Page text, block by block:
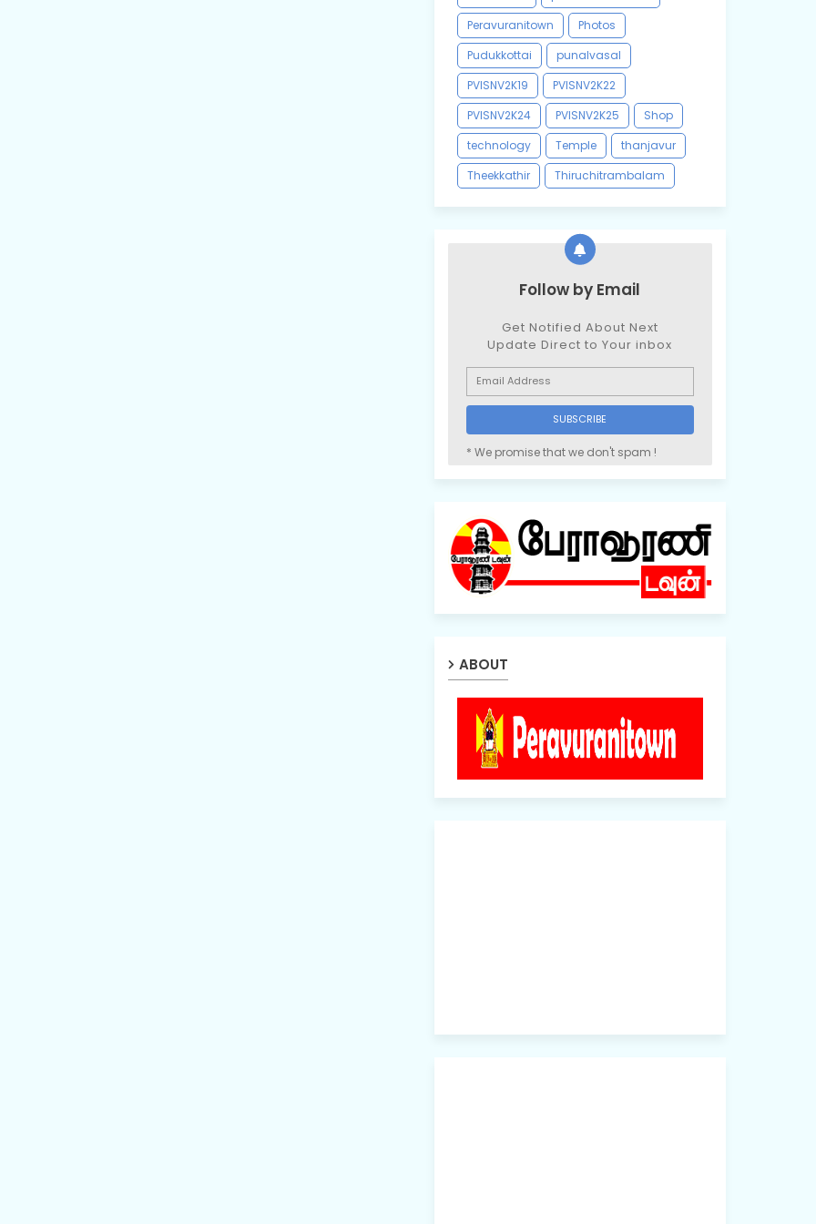
Peravuranitown
Photos
Pudukkottai
punalvasal
PVISNV2K19
PVISNV2K22
PVISNV2K24
PVISNV2K25
Shop
technology
Temple
thanjavur
Theekkathir
Thiruchitrambalam
Follow by Email
Get Notified About Next
Update Direct to Your inbox
* We promise that we don't spam !
ABOUT